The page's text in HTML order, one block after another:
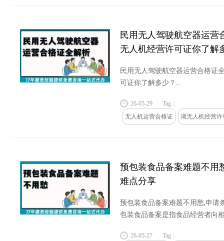
民用无人驾驶航空器运营
无人机经营许可证你了解
民用无人驾驶航空器运营合格证
可证你了解多少？...
26-05-29
Tag：
无人机运营合格证
湖无人机经营许
预包装食品备案难题不用
难点分享
预包装食品备案难题不用愁,申请
包装食品备案是指食品经营者向
26-05-27
Tag：